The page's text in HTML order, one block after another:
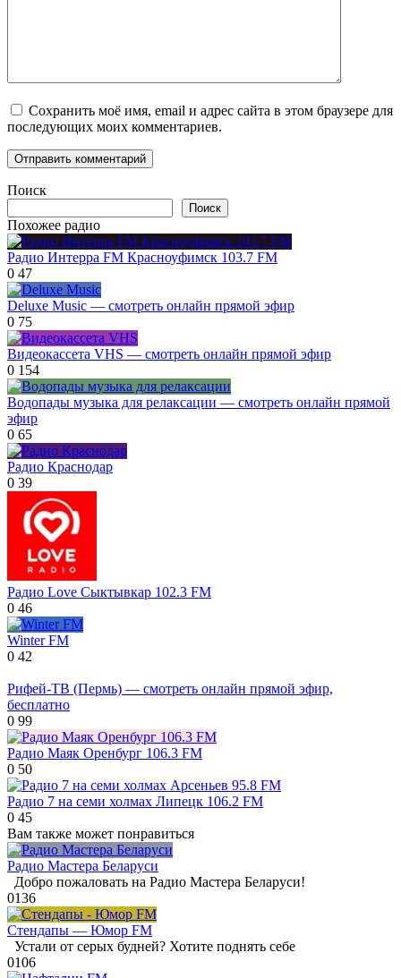
Сохранить моё имя, email и адрес сайта в этом браузере для
последующих моих комментариев.
Поиск
Поиск
Похожее радио
Радио Интерра FM Красноуфимск 103.7 FM
0 47
Deluxe Music — смотреть онлайн прямой эфир
0 75
Видеокассета VHS — смотреть онлайн прямой эфир
0 154
Водопады музыка для релаксации — смотреть онлайн прямой
эфир
0 65
Радио Краснодар
0 39
Радио Love Сыктывкар 102.3 FM
0 46
Winter FM
0 42
Рифей-ТВ (Пермь) — смотреть онлайн прямой эфир,
бесплатно
0 99
Радио Маяк Оренбург 106.3 FM
0 50
Радио 7 на семи холмах Липецк 106.2 FM
0 45
Вам также может понравиться
Радио Мастера Беларуси
Добро пожаловать на Радио Мастера Беларуси!
0136
Стендапы — Юмор FM
Устали от серых будней? Хотите поднять себе
0106